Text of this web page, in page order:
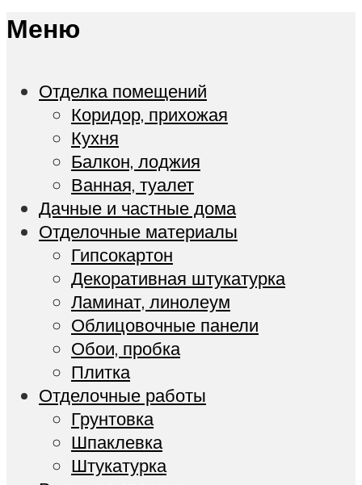
Меню
Отделка помещений
Коридор, прихожая
Кухня
Балкон, лоджия
Ванная, туалет
Дачные и частные дома
Отделочные материалы
Гипсокартон
Декоративная штукатурка
Ламинат, линолеум
Облицовочные панели
Обои, пробка
Плитка
Отделочные работы
Грунтовка
Шпаклевка
Штукатурка